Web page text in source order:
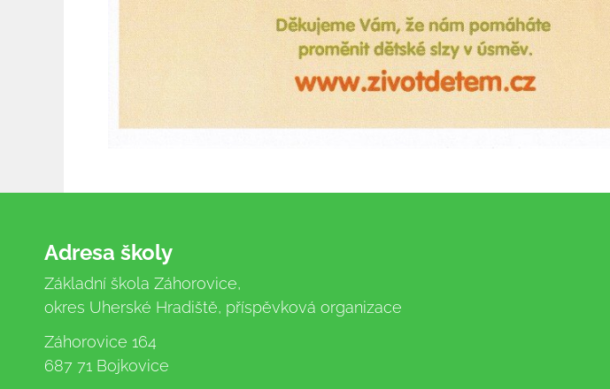
Adresa školy
Základní škola Záhorovice,
okres Uherské Hradiště, příspěvková organizace
Záhorovice 164
687 71 Bojkovice